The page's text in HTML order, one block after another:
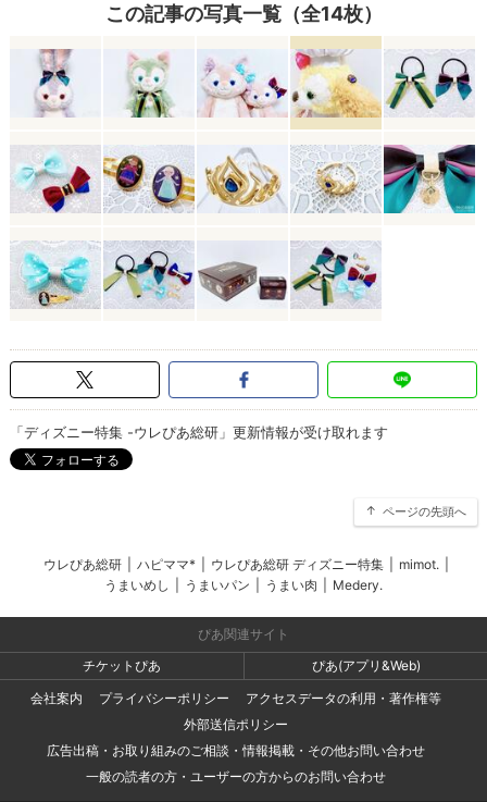
この記事の写真一覧（全14枚）
「ディズニー特集 -ウレぴあ総研」更新情報が受け取れます
ページの先頭へ
ウレぴあ総研 ハピママ* ウレぴあ総研 ディズニー特集 mimot.
うまいめし
うまいパン うまい肉 Medery.
ぴあ関連サイト
チケットぴあ
ぴあ(アプリ&Web)
会社案内
プライバシーポリシー
アクセスデータの利用・著作権等
外部送信ポリシー
広告出稿・お取り組みのご相談・情報掲載・その他お問い合わせ
一般の読者の方・ユーザーの方からのお問い合わせ